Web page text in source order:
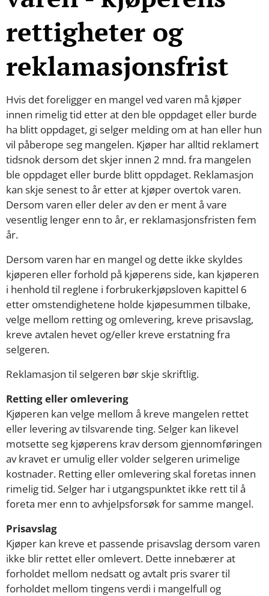
rettigheter og
reklamasjonsfrist
Hvis det foreligger en mangel ved varen må kjøper
innen rimelig tid etter at den ble oppdaget eller burde
ha blitt oppdaget, gi selger melding om at han eller hun
vil påberope seg mangelen. Kjøper har alltid reklamert
tidsnok dersom det skjer innen 2 mnd. fra mangelen
ble oppdaget eller burde blitt oppdaget. Reklamasjon
kan skje senest to år etter at kjøper overtok varen.
Dersom varen eller deler av den er ment å vare
vesentlig lenger enn to år, er reklamasjonsfristen fem
år.
Dersom varen har en mangel og dette ikke skyldes
kjøperen eller forhold på kjøperens side, kan kjøperen
i henhold til reglene i forbrukerkjøpsloven kapittel 6
etter omstendighetene holde kjøpesummen tilbake,
velge mellom retting og omlevering, kreve prisavslag,
kreve avtalen hevet og/eller kreve erstatning fra
selgeren.
Reklamasjon til selgeren bør skje skriftlig.
Retting eller omlevering
Kjøperen kan velge mellom å kreve mangelen rettet
eller levering av tilsvarende ting. Selger kan likevel
motsette seg kjøperens krav dersom gjennomføringen
av kravet er umulig eller volder selgeren urimelige
kostnader. Retting eller omlevering skal foretas innen
rimelig tid. Selger har i utgangspunktet ikke rett til å
foreta mer enn to avhjelpsforsøk for samme mangel.
Prisavslag
Kjøper kan kreve et passende prisavslag dersom varen
ikke blir rettet eller omlevert. Dette innebærer at
forholdet mellom nedsatt og avtalt pris svarer til
forholdet mellom tingens verdi i mangelfull og